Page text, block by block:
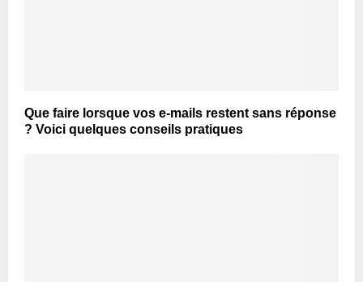
Que faire lorsque vos e-mails restent sans réponse
? Voici quelques conseils pratiques